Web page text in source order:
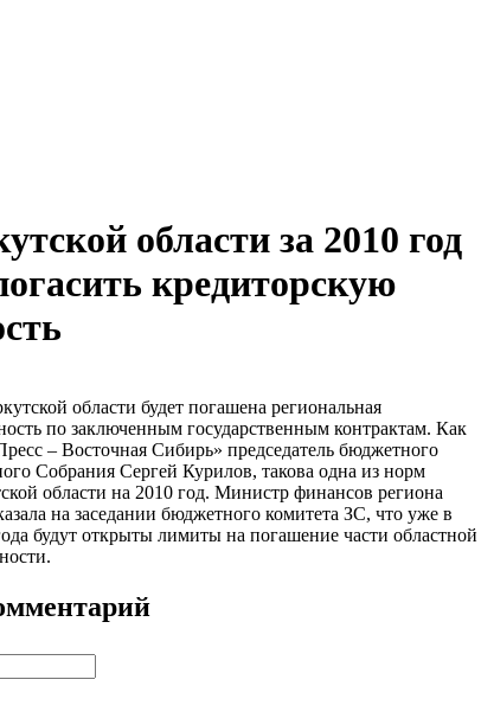
области за 2010 год
кредиторскую
области будет погашена региональная
по заключенным государственным контрактам. Как
– Восточная Сибирь» председатель бюджетного
Собрания Сергей Курилов, такова одна из норм
области на 2010 год. Министр финансов региона
на заседании бюджетного комитета ЗС, что уже в
будут открыты лимиты на погашение части областной